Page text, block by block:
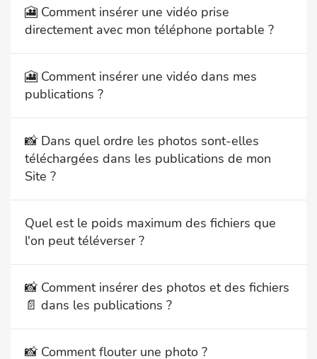
🎦 Comment insérer une vidéo prise
directement avec mon téléphone portable ?
🎦 Comment insérer une vidéo dans mes
publications ?
📸 Dans quel ordre les photos sont-elles
téléchargées dans les publications de mon
Site ?
Quel est le poids maximum des fichiers que
l'on peut téléverser ?
📸 Comment insérer des photos et des fichiers
📄 dans les publications ?
📸 Comment flouter une photo ?